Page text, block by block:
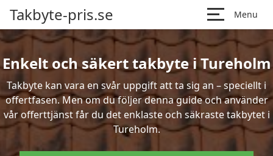
Takbyte-pris.se Menu
Enkelt och säkert takbyte i Tureholm
Takbyte kan vara en svår uppgift att ta sig an – speciellt i
offertfasen. Men om du följer denna guide och använder
vår offerttjänst får du det enklaste och säkraste takbytet i
Tureholm.